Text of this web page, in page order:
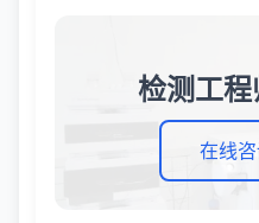
检测工
在线